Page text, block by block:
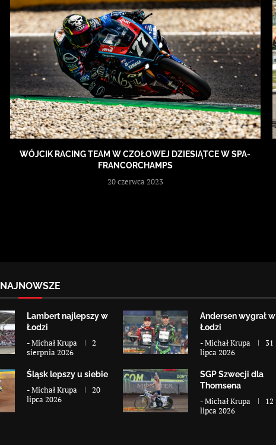
WÓJCIK RACING TEAM W CZOŁOWEJ DZIESIĄTCE W SPA-
FRANCORCHAMPS
20 czerwca 2023
NAJNOWSZE
Lambert najlepszy w
Łodzi
-Michał Krupa
2
sierpnia 2026
Andersen wygrał w
Łodzi
-Michał Krupa
31
lipca 2026
Śląsk lepszy u siebie
-Michał Krupa
20
lipca 2026
SGP Szwecji dla
Thomsena
-Michał Krupa
12
lipca 2026